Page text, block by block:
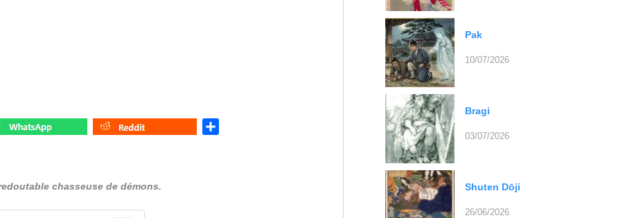
chasseuse de démons.
Pak
10/07/2026
Bragi
03/07/2026
Shuten Dōji
26/06/2026